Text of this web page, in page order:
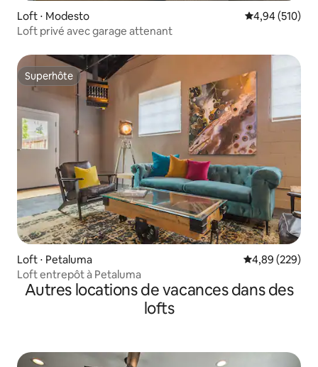
Loft ⋅ Modesto Évaluation
4,94 (510)
Loft privé avec garage attenant
Superhôte
Superhôte
Loft ⋅ Petaluma Évaluation
4,89 (229)
Loft entrepôt à Petaluma
Autres locations de vacances dans des
lofts